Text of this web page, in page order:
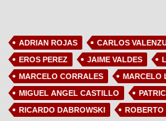
ADRIAN ROJAS CARLOS
EROS PEREZ
JAIME VALDES
MARCELO CORRALES
MARCELO
MIGUEL ANGEL CASTILLO
RICARDO DABROWSKI
ROBERTO